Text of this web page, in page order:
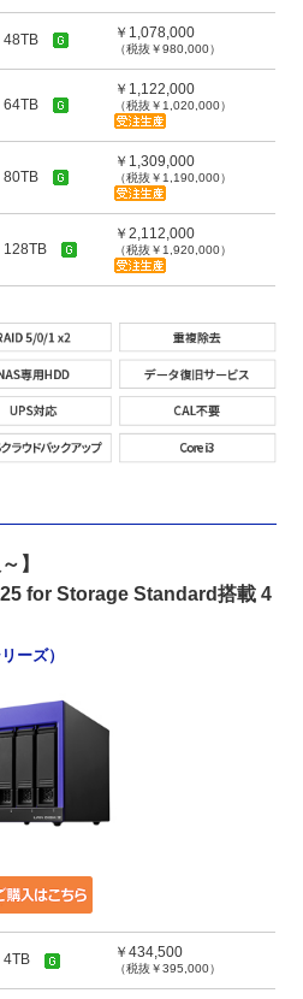
48TB ￥1,078,000
（税抜￥980,000）
64TB
￥1,122,000
（税抜￥1,020,000）
80TB
￥1,309,000
（税抜￥1,190,000）
128TB
￥2,112,000
（税抜￥1,920,000）
】
for Storage Standard搭載 4
ーズ）
4TB ￥434,500
（税抜￥395,000）